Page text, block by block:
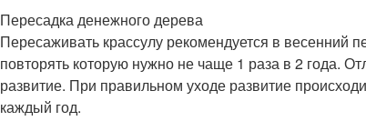
Пересадка денежного дерева
Пересаживать крассулу рекомендуется в
повторять которую нужно не чаще 1 раза в 2 года.
развитие. При правильном уходе развитие
каждый год.